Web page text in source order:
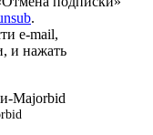
.
e-mail,
и нажать